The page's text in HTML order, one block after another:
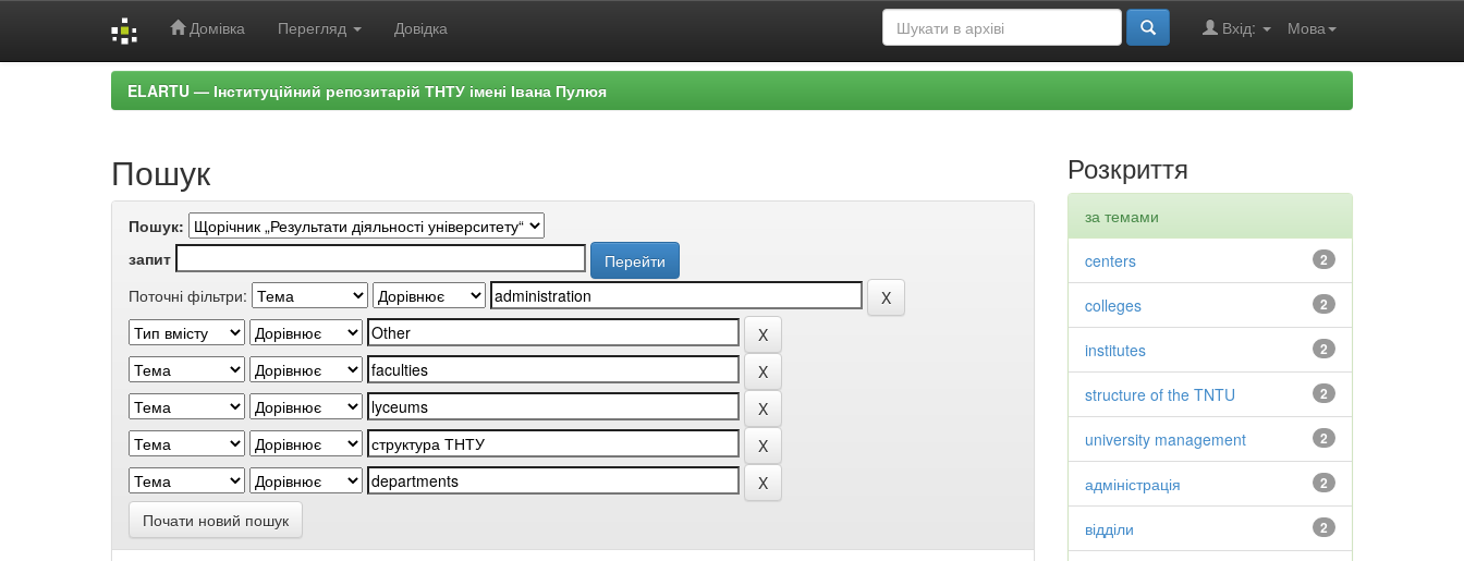
Домівка Перегляд Довідка Мова
Вхід:
ELARTU — Інституційний репозитарій ТНТУ імені Івана Пулюя
Пошук
Пошук:
запит
Поточні фільтри:
Почати новий пошук
Розкриття
за темами
2
centers
2
colleges
2
institutes
2
structure of the TNTU
2
university management
2
адміністрація
2
відділи